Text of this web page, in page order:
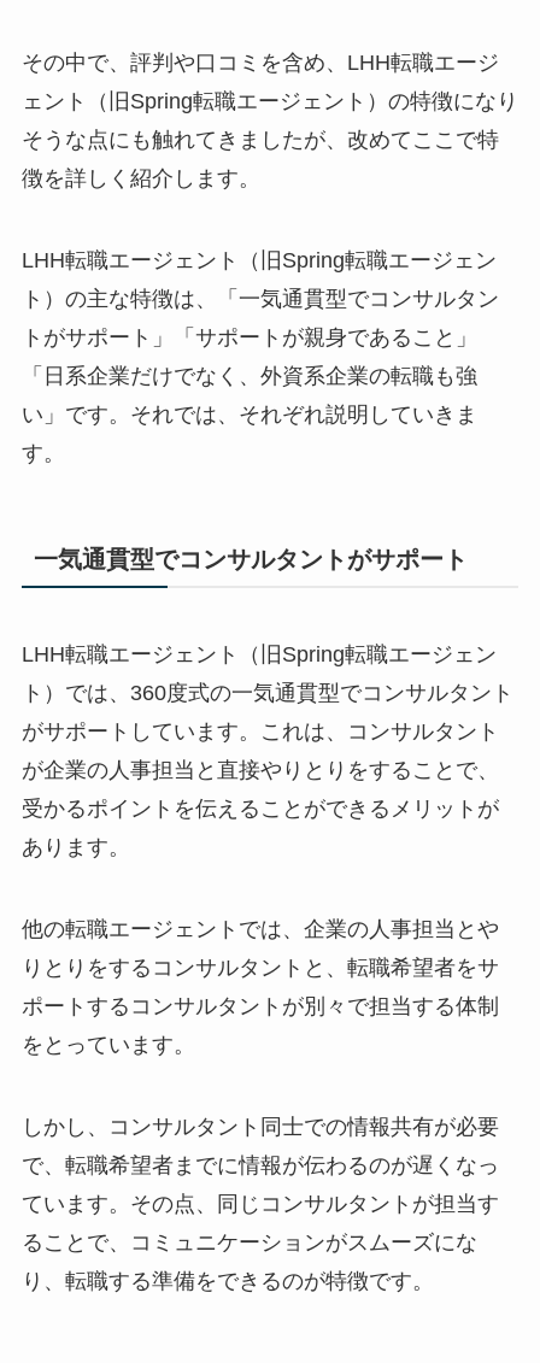
その中で、評判や口コミを含め、LHH転職エージ
ェント（旧Spring転職エージェント）の特徴になり
そうな点にも触れてきましたが、改めてここで特
徴を詳しく紹介します。
LHH転職エージェント（旧Spring転職エージェン
ト）の主な特徴は、「一気通貫型でコンサルタン
トがサポート」「サポートが親身であること」
「日系企業だけでなく、外資系企業の転職も強
い」です。それでは、それぞれ説明していきま
す。
一気通貫型でコンサルタントがサポート
LHH転職エージェント（旧Spring転職エージェン
ト）では、360度式の一気通貫型でコンサルタント
がサポートしています。これは、コンサルタント
が企業の人事担当と直接やりとりをすることで、
受かるポイントを伝えることができるメリットが
あります。
他の転職エージェントでは、企業の人事担当とや
りとりをするコンサルタントと、転職希望者をサ
ポートするコンサルタントが別々で担当する体制
をとっています。
しかし、コンサルタント同士での情報共有が必要
で、転職希望者までに情報が伝わるのが遅くなっ
ています。その点、同じコンサルタントが担当す
ることで、コミュニケーションがスムーズにな
り、転職する準備をできるのが特徴です。